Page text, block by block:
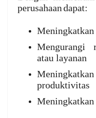
perusahaan dapat:
Meningkatkan
Mengurangi
atau layanan
produktivitas
Meningkatkan